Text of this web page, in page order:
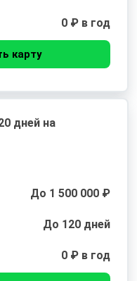
0 ₽ в год
карту
дней на
До 1 500 000 ₽
До 120 дней
0 ₽ в год